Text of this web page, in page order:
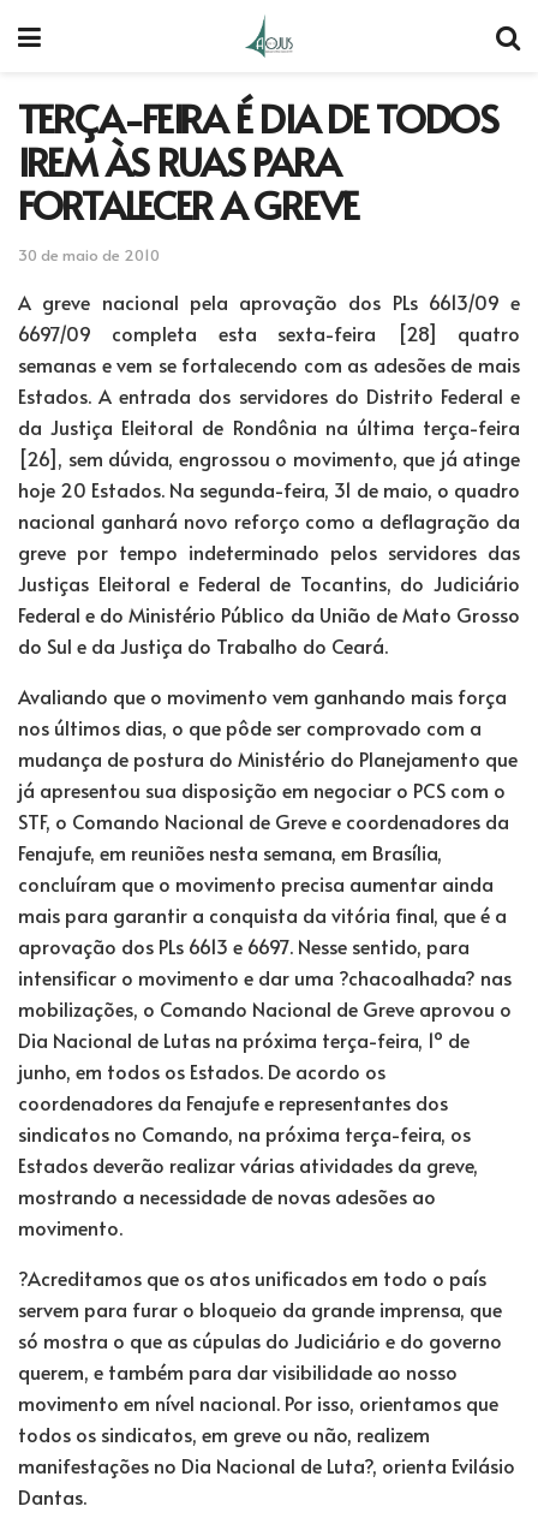
TERÇA-FEIRA É DIA DE TODOS
IREM ÀS RUAS PARA
FORTALECER A GREVE
30 de maio de 2010
A greve nacional pela aprovação dos PLs 6613/09 e
6697/09 completa esta sexta-feira [28] quatro
semanas e vem se fortalecendo com as adesões de mais
Estados. A entrada dos servidores do Distrito Federal e
da Justiça Eleitoral de Rondônia na última terça-feira
[26], sem dúvida, engrossou o movimento, que já atinge
hoje 20 Estados. Na segunda-feira, 31 de maio, o quadro
nacional ganhará novo reforço como a deflagração da
greve por tempo indeterminado pelos servidores das
Justiças Eleitoral e Federal de Tocantins, do Judiciário
Federal e do Ministério Público da União de Mato Grosso
do Sul e da Justiça do Trabalho do Ceará.
Avaliando que o movimento vem ganhando mais força
nos últimos dias, o que pôde ser comprovado com a
mudança de postura do Ministério do Planejamento que
já apresentou sua disposição em negociar o PCS com o
STF, o Comando Nacional de Greve e coordenadores da
Fenajufe, em reuniões nesta semana, em Brasília,
concluíram que o movimento precisa aumentar ainda
mais para garantir a conquista da vitória final, que é a
aprovação dos PLs 6613 e 6697. Nesse sentido, para
intensificar o movimento e dar uma ?chacoalhada? nas
mobilizações, o Comando Nacional de Greve aprovou o
Dia Nacional de Lutas na próxima terça-feira, 1º de
junho, em todos os Estados. De acordo os
coordenadores da Fenajufe e representantes dos
sindicatos no Comando, na próxima terça-feira, os
Estados deverão realizar várias atividades da greve,
mostrando a necessidade de novas adesões ao
movimento.
?Acreditamos que os atos unificados em todo o país
servem para furar o bloqueio da grande imprensa, que
só mostra o que as cúpulas do Judiciário e do governo
querem, e também para dar visibilidade ao nosso
movimento em nível nacional. Por isso, orientamos que
todos os sindicatos, em greve ou não, realizem
manifestações no Dia Nacional de Luta?, orienta Evilásio
Dantas.